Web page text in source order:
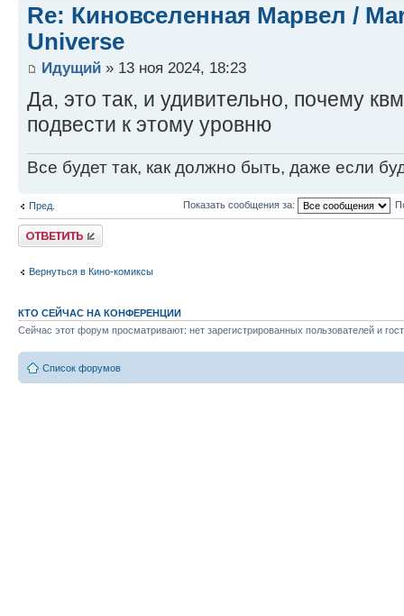
Re: Киновселенная Марвел /
Universe
Идущий » 13 ноя 2024, 18:23
Да, это так, и удивительно, почему
подвести к этому уровню
Все будет так, как должно быть, даже если
Пред. Показать сообщения за:
Ответить
Вернуться в Кино-комиксы
КТО СЕЙЧАС НА КОНФЕРЕНЦИИ
Сейчас этот форум просматривают: нет зарегистрированных пользователей и
Список форумов